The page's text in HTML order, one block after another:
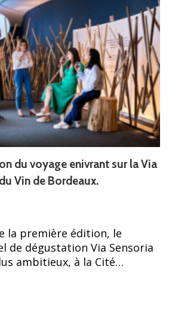
du voyage enivrant sur la Via
Vin de Bordeaux.
la première édition, le
de dégustation Via Sensoria
ambitieux, à la Cité…